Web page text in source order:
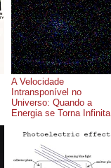
A Velocidade
Intransponível no
Universo: Quando a
Energia se Torna Infinita